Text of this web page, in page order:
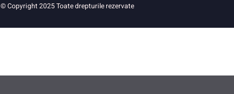
© Copyright 2025 Toate drepturile rezervate